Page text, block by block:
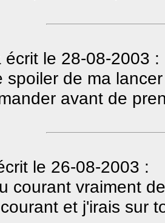
écrit le 28-08-2003 :
spoiler de ma
avant de
le 26-08-2003 :
courant vraiment
et j'irais sur